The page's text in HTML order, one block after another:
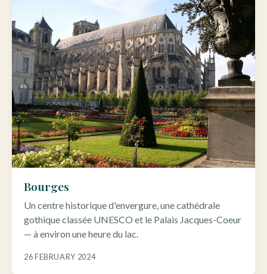
Bourges
Un centre historique d'envergure, une cathédrale
gothique classée UNESCO et le Palais Jacques-Coeur
— à environ une heure du lac.
26 FEBRUARY 2024